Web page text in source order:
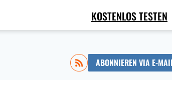
KOSTENLOS TESTEN
ABONNIEREN VIA E-